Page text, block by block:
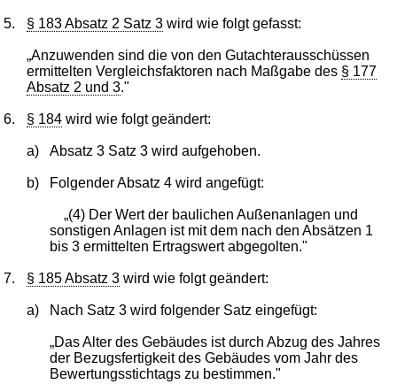
5. § 183 Absatz 2 Satz 3 wird wie folgt gefasst:
„Anzuwenden sind die von den Gutachterausschüssen
ermittelten Vergleichsfaktoren nach Maßgabe des § 177
Absatz 2 und 3."
6. § 184 wird wie folgt geändert:
a) Absatz 3 Satz 3 wird aufgehoben.
b) Folgender Absatz 4 wird angefügt:
„(4) Der Wert der baulichen Außenanlagen und
sonstigen Anlagen ist mit dem nach den Absätzen 1
bis 3 ermittelten Ertragswert abgegolten."
7. § 185 Absatz 3 wird wie folgt geändert:
a) Nach Satz 3 wird folgender Satz eingefügt:
„Das Alter des Gebäudes ist durch Abzug des Jahres
der Bezugsfertigkeit des Gebäudes vom Jahr des
Bewertungsstichtags zu bestimmen."